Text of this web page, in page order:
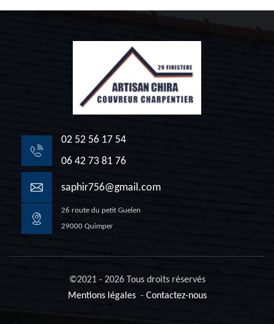
02 52 56 17 54
06 42 73 81 76
saphir756@gmail.com
26 route du petit Guelen
29000 Quimper
©2021 - 2026 Tous droits réservés
Mentions légales- Contactez-nous